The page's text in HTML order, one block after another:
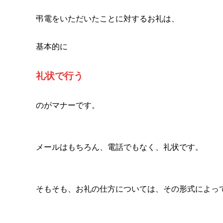
弔電をいただいたことに対するお礼は、
基本的に
礼状で行う
のがマナーです。
メールはもちろん、電話でもなく、礼状です。
そもそも、お礼の仕方については、その形式によっ